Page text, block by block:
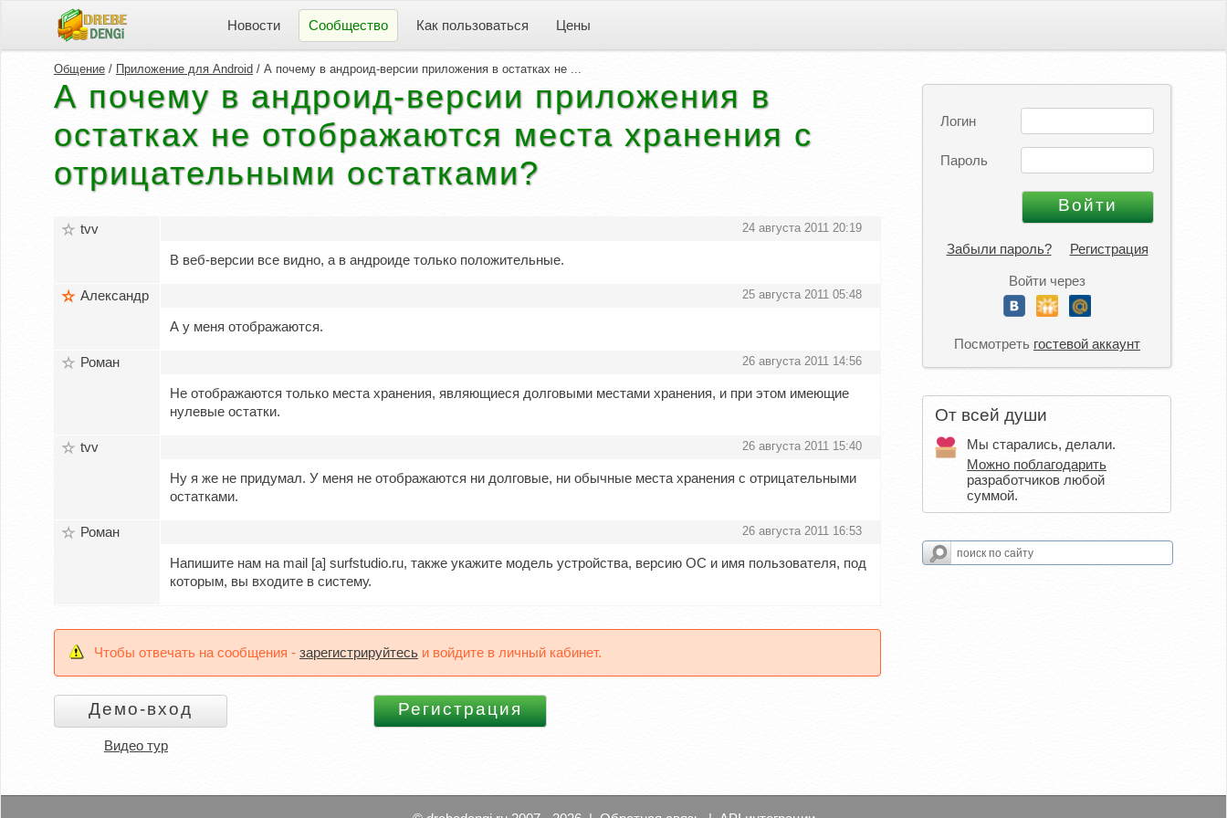
Новости Сообщество Как пользоваться Цены
Логин
Пароль
Забыли пароль? Регистрация
Войти через
Посмотреть гостевой аккаунт
От всей души
Мы старались, делали.
Можно поблагодарить
разработчиков любой
суммой.
Общение / Приложение для Android / А почему в андроид-версии приложения в остатках не ...
А почему в андроид-версии приложения в
остатках не отображаются места хранения с
отрицательными остатками?
tvv 24 августа 2011 20:19
В веб-версии все видно, а в андроиде только положительные.
Александр 25 августа 2011 05:48
А у меня отображаются.
Роман 26 августа 2011 14:56
Не отображаются только места хранения, являющиеся долговыми местами хранения, и при этом имеющие
нулевые остатки.
tvv 26 августа 2011 15:40
Ну я же не придумал. У меня не отображаются ни долговые, ни обычные места хранения с отрицательными
остатками.
Роман 26 августа 2011 16:53
Напишите нам на mail [а] surfstudio.ru, также укажите модель устройства, версию ОС и имя пользователя, под
которым, вы входите в систему.
Чтобы отвечать на сообщения - зарегистрируйтесь и войдите в личный кабинет.
Видео тур